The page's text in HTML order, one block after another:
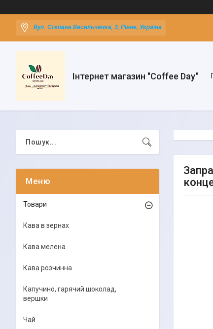
Вул. Степана Васильченка, 3, Рівне, Україна
Інтернет магазин "Coffee Day"
Товари
Кава в зернах
Кава мелена
Кава розчинна
Капучино, гарячий шоколад,
вершки
Чай